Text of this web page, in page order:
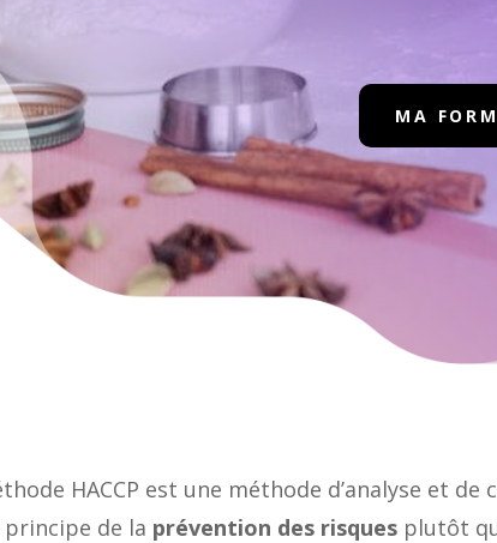
MA
HACCP est une méthode d’analyse et
de la prévention des risques plutôt